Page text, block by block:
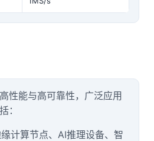
性能与高可靠性，广泛应用
：
计算节点、AI推理设备、智